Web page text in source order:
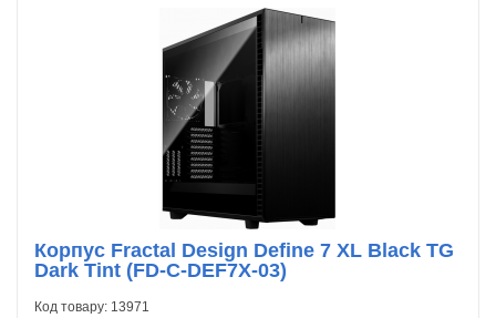
Корпус Fractal Design Define 7 XL Black TG
Dark Tint (FD-C-DEF7X-03)
Код товару: 13971